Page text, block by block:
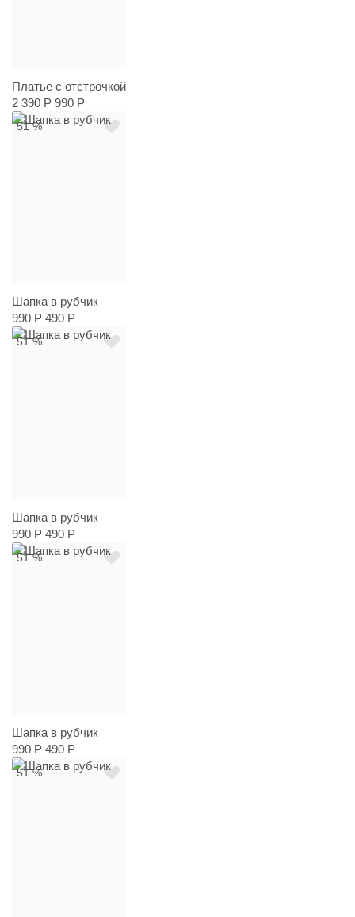
Платье с отстрочкой
2 390 Р 990 Р
51 %
Шапка в рубчик
990 Р 490 Р
51 %
Шапка в рубчик
990 Р 490 Р
51 %
Шапка в рубчик
990 Р 490 Р
51 %